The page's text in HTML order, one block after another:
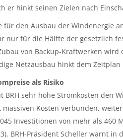
er hinkt seinen Zielen nach
für den Ausbau der Windenergie
nur für die Hälfte der gesetzlich
von Backup-Kraftwerken
Netzausbau hinkt dem
als Risiko
BRH sehr hohe Stromkosten den
massiven Kosten verbunden,
Investitionen von mehr als
BRH-Präsident Scheller warnt